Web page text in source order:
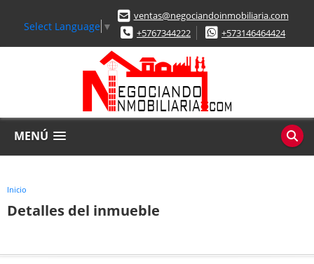
Select Language ▼
ventas@negociandoinmobiliaria.com
+5767344222
+573146464424
MENÚ
Inicio
Detalles del inmueble